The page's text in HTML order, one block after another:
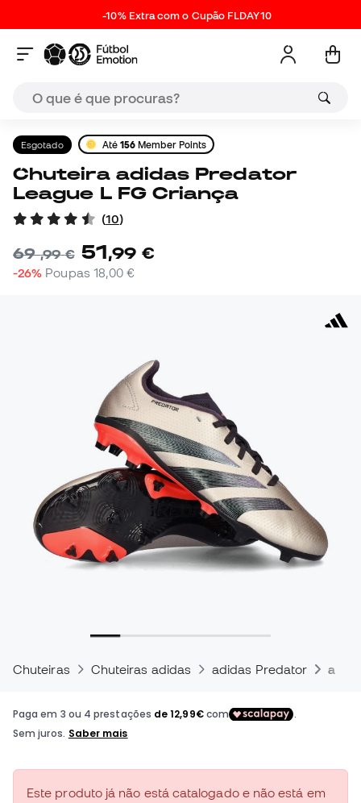
-10% Extra com o Cupão FLDAY10
Esgotado Até 156 Member Points
Chuteira adidas Predator
League L FG Criança
(10)
69,99 € 51,99 €
-26% Poupas 18,00 €
Chuteiras Chuteiras adidas adidas Predator
Este produto já não está catalogado e não está em